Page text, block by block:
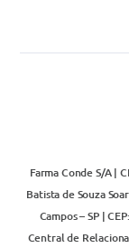
Farma Conde S/A |
Batista de Souza
Campos – SP |
Central de